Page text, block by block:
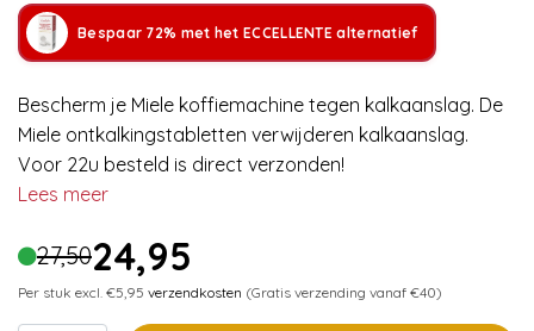
Bespaar 72% met het ECCELLENTE alternatief
Bescherm je Miele koffiemachine tegen kalkaanslag. De
Miele ontkalkingstabletten verwijderen kalkaanslag.
Voor 22u besteld is direct verzonden!
Lees meer
27,5024,95
Per stuk excl. €5,95 verzendkosten (Gratis verzending vanaf €40)